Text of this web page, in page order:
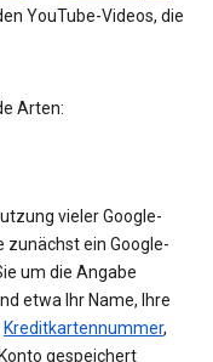
YouTube-Videos, die
Arten:
vieler Google-
zunächst ein Google-
um die Angabe
etwa Ihr Name, Ihre
Kreditkartennummer,
gespeichert